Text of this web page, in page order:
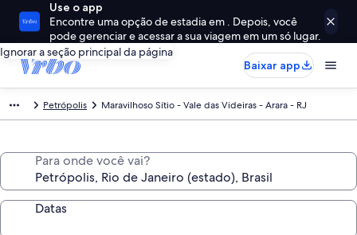
Use o app
Encontre uma opção de estadia em . Depois, você
pode gerenciar e acessar a sua viagem em um só lugar.
Ignorar a seção principal da página
Baixar app
Petrópolis Maravilhoso Sítio - Vale das Videiras - Arara - RJ
Para onde você vai?
Datas